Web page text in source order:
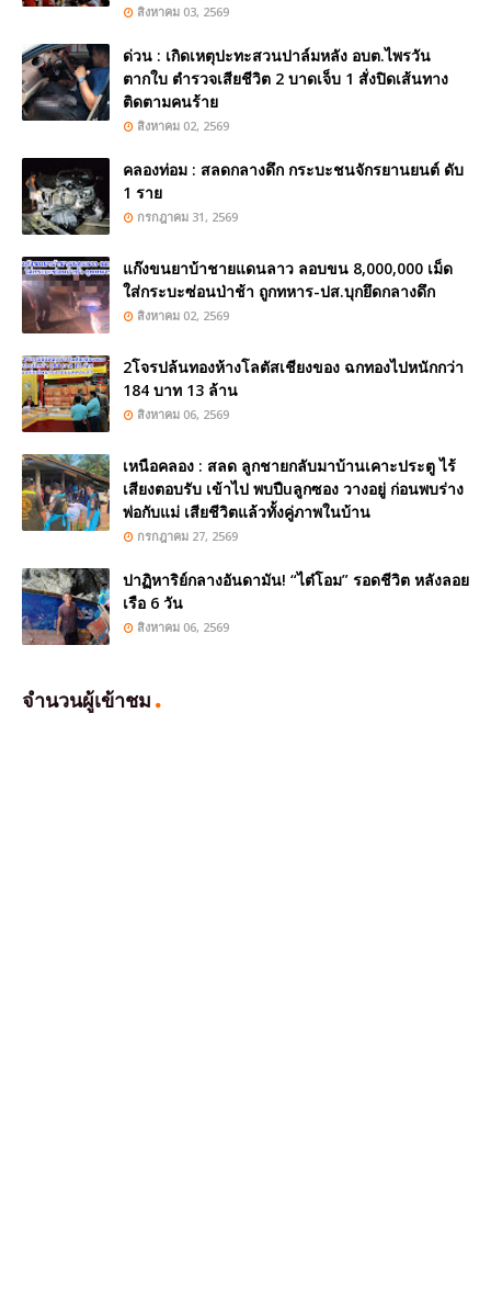
สิงหาคม 03, 2569
ด่วน : เกิดเหตุปะทะสวนปาล์มหลัง อบต.ไพรวัน
ตากใบ ตำรวจเสียชีวิต 2 บาดเจ็บ 1 สั่งปิดเส้นทาง
ติดตามคนร้าย
สิงหาคม 02, 2569
คลองท่อม : สลดกลางดึก กระบะชนจักรยานยนต์ ดับ
1 ราย
กรกฎาคม 31, 2569
แก๊งขนยาบ้าชายแดนลาว ลอบขน 8,000,000 เม็ด
ใส่กระบะซ่อนป่าช้า ถูกทหาร-ปส.บุกยึดกลางดึก
สิงหาคม 02, 2569
2โจรปล้นทองห้างโลตัสเชียงของ ฉกทองไปหนักกว่า
184 บาท 13 ล้าน
สิงหาคม 06, 2569
เหนือคลอง : สลด ลูกชายกลับมาบ้านเคาะประตู ไร้
เสียงตอบรับ เข้าไป พบปืuลูกซอง วางอยู่ ก่อนพบร่าง
พ่อกับแม่ เสียชีวิตแล้วทั้งคู่ภาพในบ้าน
กรกฎาคม 27, 2569
ปาฏิหาริย์กลางอันดามัน! “ไต๋โอม” รอดชีวิต หลังลอย
เรือ 6 วัน
สิงหาคม 06, 2569
จำนวนผู้เข้าชม